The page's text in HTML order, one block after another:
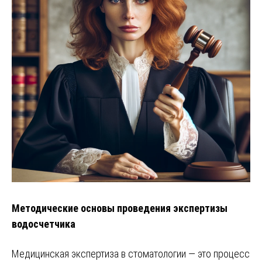
Методические основы проведения экспертизы
водосчетчика
Медицинская экспертиза в стоматологии — это процесс